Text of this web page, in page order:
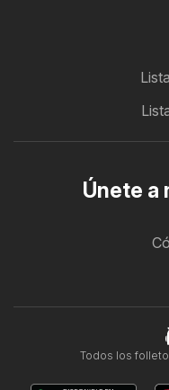
Únete a
Todos los